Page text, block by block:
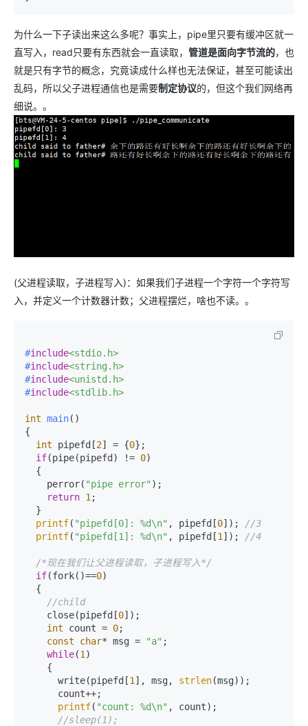
为什么一下子读出来这么多呢？事实上，pipe里只要有缓冲区就一
直写入，read只要有东西就会一直读取， 管道是面向字节流的，也
就是只有字节的概念，究竟读成什么样也无法保证，甚至可能读出
乱码，所以父子进程通信也是需要制定协议的，但这个我们网络再
细说。。
(父进程读取，子进程写入)：如果我们子进程一个字符一个字符写
入，并定义一个计数器计数；父进程摆烂，啥也不读。。
#include<stdio.h>
#include<string.h>
#include<unistd.h>
#include<stdlib.h>
int main()
{
int pipefd[2] = {0};
if(pipe(pipefd) != 0)
    perror(
"pipe error" );
return 1 ;
printf( "pipefd[0]: %d\n" , pipefd[0]);
//3
printf( "pipefd[1]: %d\n" , pipefd[1 ]); //4
/*现在我们让父进程读取，子进程写入*/
if(fork()==0)
//child
    close(pipefd[
0]);
int count = 0;
const
char* msg = "a" ;
while(1 )
      write(pipefd[
1 ], msg, strlen(msg));
printf( "count: %d\n" , count);
//sleep(1);